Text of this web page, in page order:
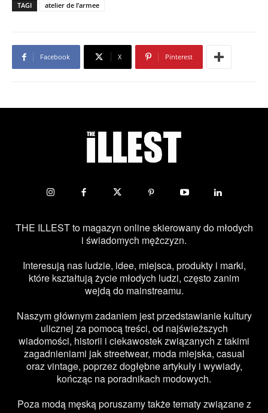
TAGI atelier de l’armee
Facebook X Pinterest
THE ILLEST to magazyn online skierowany do młodych
i świadomych mężczyzn.
Interesują nas ludzie, idee, miejsca, produkty i marki,
które kształtują życie młodych ludzi, często zanim
wejdą do mainstreamu.
Naszym głównym zadaniem jest przedstawianie kultury
ulicznej za pomocą treści, od najświeższych
wiadomości, historii i ciekawostek związanych z takimi
zagadnieniami jak streetwear, moda miejska, casual
oraz vintage, poprzez dogłębne artykuły i wywiady,
kończąc na poradnikach modowych.
Poza modą męską poruszamy także tematy związane z